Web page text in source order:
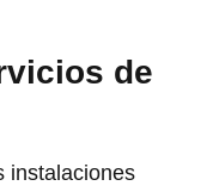
de
instalaciones